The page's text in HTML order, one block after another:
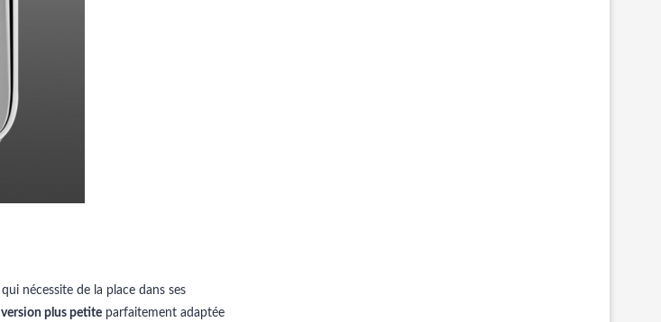
qui nécessite de la place dans ses
version plus petite parfaitement adaptée